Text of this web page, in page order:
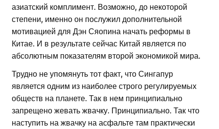
азиатский комплимент. Возможно, до некоторой
степени, именно он послужил дополнительной
мотивацией для Дэн Сяопина начать реформы в
Китае. И в результате сейчас Китай является по
абсолютным показателям второй экономикой мира.
Трудно не упомянуть тот факт, что Сингапур
является одним из наиболее строго регулируемых
обществ на планете. Так в нем принципиально
запрещено жевать жвачку. Принципиально. Так что
наступить на жвачку на асфальте там практически